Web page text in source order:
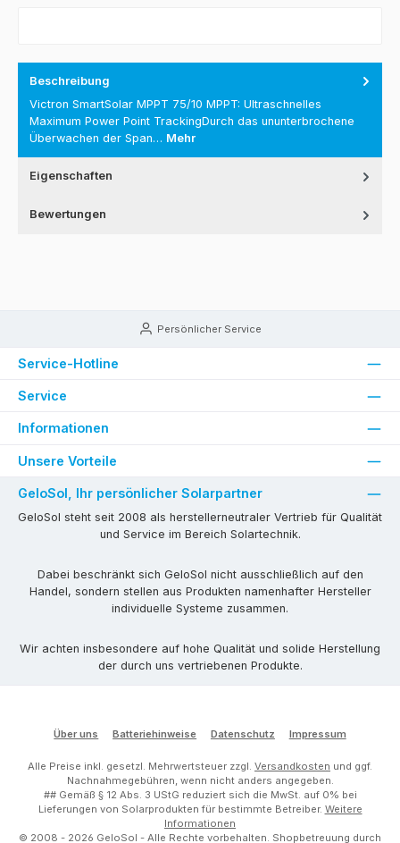
Beschreibung
Victron SmartSolar MPPT 75/10 MPPT: Ultraschnelles
Maximum Power Point TrackingDurch das ununterbrochene
Überwachen der Span… Mehr
Eigenschaften
Bewertungen
Persönlicher Service
Service-Hotline
Service
Informationen
Unsere Vorteile
GeloSol, Ihr persönlicher Solarpartner
GeloSol steht seit 2008 als herstellerneutraler Vertrieb für Qualität
und Service im Bereich Solartechnik.
Dabei beschränkt sich GeloSol nicht ausschließlich auf den
Handel, sondern stellen aus Produkten namenhafter Hersteller
individuelle Systeme zusammen.
Wir achten insbesondere auf hohe Qualität und solide Herstellung
der durch uns vertriebenen Produkte.
Über uns Batteriehinweise Datenschutz Impressum
Alle Preise inkl. gesetzl. Mehrwertsteuer zzgl. Versandkosten und ggf.
Nachnahmegebühren, wenn nicht anders angegeben.
## Gemäß § 12 Abs. 3 UStG reduziert sich die MwSt. auf 0% bei
Lieferungen von Solarprodukten für bestimmte Betreiber. Weitere
Informationen
© 2008 - 2026 GeloSol - Alle Rechte vorbehalten. Shopbetreuung durch